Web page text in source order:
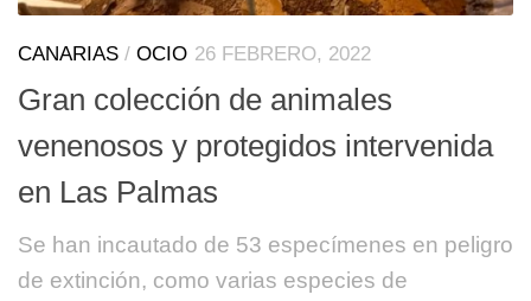
CANARIAS / OCIO 26 FEBRERO, 2022
Gran colección de animales
venenosos y protegidos intervenida
en Las Palmas
Se han incautado de 53 especímenes en peligro
de extinción, como varias especies de